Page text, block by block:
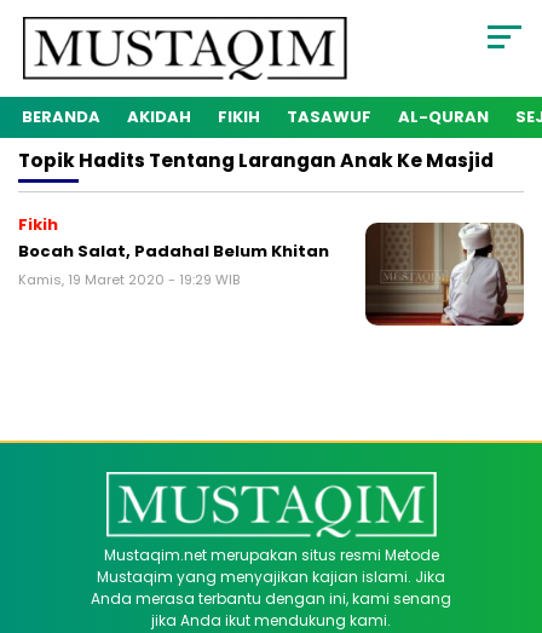
BERANDA AKIDAH FIKIH TASAWUF AL-QURAN
TopikHadits Tentang Larangan Anak Ke Masjid
Fikih
Bocah Salat, Padahal Belum Khitan
Kamis, 19 Maret 2020 - 19:29 WIB
Mustaqim.net merupakan situs resmi Metode
Mustaqim yang menyajikan kajian islami. Jika
Anda merasa terbantu dengan ini, kami senang
jika Anda ikut mendukung kami.